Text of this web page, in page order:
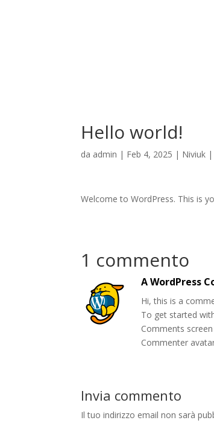
Hello world!
da admin | Feb 4, 2025 | Niviuk |
Welcome to WordPress. This is
1 commento
A WordPress
Hi, this is a
To get started
Comments
Commenter
Invia commento
Il tuo indirizzo email non sarà